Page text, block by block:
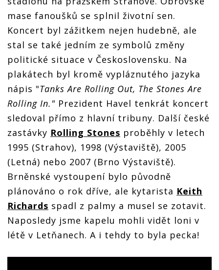
mase fanoušků se splnil životní sen.
Koncert byl zážitkem nejen hudebně, ale
stal se také jedním ze symbolů změny
politické situace v Československu. Na
plakátech byl kromě vypláznutého jazyka
nápis "Tanks Are Rolling Out, The Stones Are
Rolling In." Prezident Havel tenkrát koncert
sledoval přímo z hlavní tribuny. Další české
zastávky Rolling Stones proběhly v letech
1995 (Strahov), 1998 (Výstaviště), 2005
(Letná) nebo 2007 (Brno Výstaviště).
Brněnské vystoupení bylo původně
plánováno o rok dříve, ale kytarista Keith
Richards spadl z palmy a musel se zotavit.
Naposledy jsme kapelu mohli vidět loni v
létě v Letňanech. A i tehdy to byla pecka!